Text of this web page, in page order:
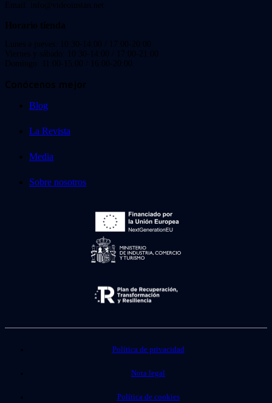
Email: info@videoinstan.net
Horario tienda
Lunes a jueves: 10:30-14:00 / 17:00-20:00
Viernes y sábado: 10:30-14:00 / 17:00-21:00
Domingo: 11:00-15:00 / 16:00-20:00
Conócenos mejor
Blog
La Revista
Media
Sobre nosotros
Política de privacidad
Nota legal
Política de cookies